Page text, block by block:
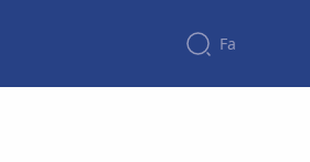
Fa